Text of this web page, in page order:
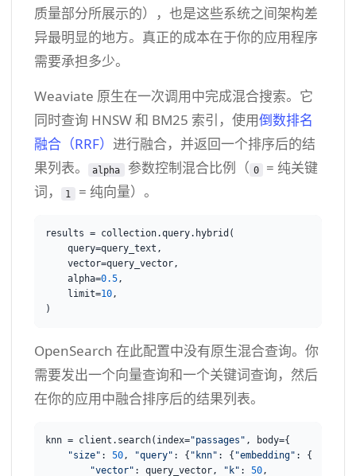
质量部分所展示的），也是这些系统之间架构差
异最明显的地方。真正的成本在于你的应用程序
需要承担多少。
Weaviate 原生在一次调用中完成混合搜索。它
同时查询 HNSW 和 BM25 索引，使用倒数排名
融合（RRF） 进行融合，并返回一个排序后的结
果列表。
alpha 参数控制混合比例（ 0
= 纯关键
词，
1 = 纯向量）。
results = collection.query.hybrid(
    query=query_text,
    vector=query_vector,
    alpha=
0.5,
    limit=
10,
OpenSearch 在此配置中没有原生混合查询。你
需要发出一个向量查询和一个关键词查询，然后
在你的应用中融合排序后的结果列表。
knn = client.search(index="passages" , body={
"size" : 50, "query" : { "knn" : { "embedding" : {
"vector" : query_vector, "k" : 50,